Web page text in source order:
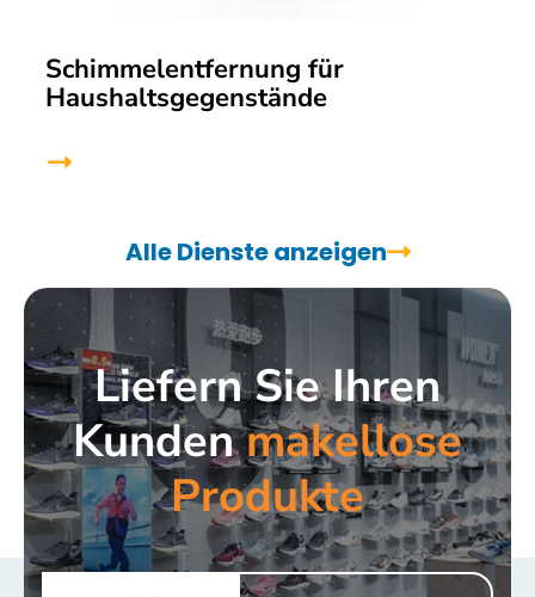
Schimmelentfernung für
Haushaltsgegenstände
Alle Dienste anzeigen
Liefern Sie Ihren
Kundenmakellose
Produkte